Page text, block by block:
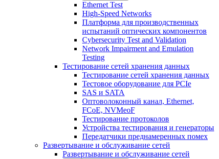
Ethernet Test
High-Speed Networks
Платформа для производственных
испытаний оптических компонентов
Cybersecurity Test and Validation
Network Impairment and Emulation
Testing
Тестирование сетей хранения данных
Тестирование сетей хранения данных
Тестовое оборудование для PCIe
SAS и SATA
Оптоволоконный канал, Ethernet,
FCoE, NVMeoF
Тестирование протоколов
Устройства тестирования и генераторы
Передатчики преднамеренных помех
Развертывание и обслуживание сетей
Развертывание и обслуживание сетей